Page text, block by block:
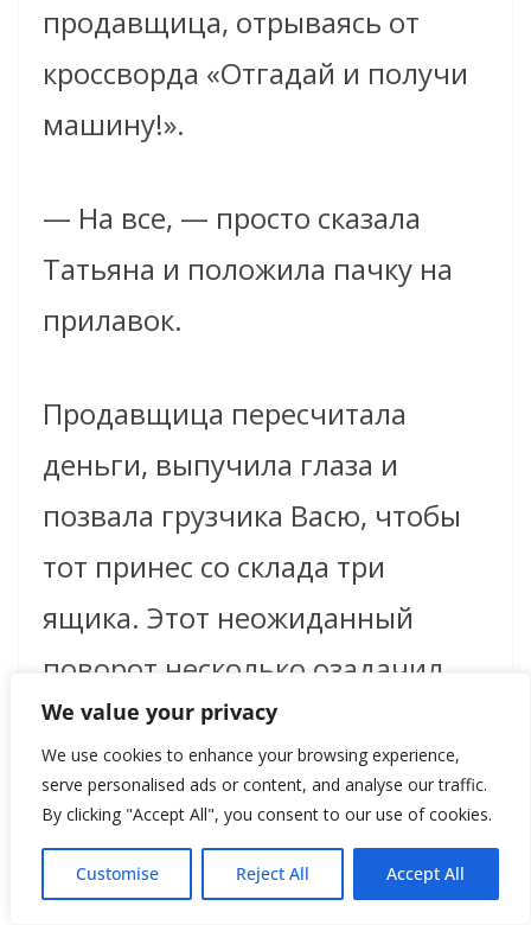
We value your privacy
We use cookies to enhance your browsing experience,
serve personalised ads or content, and analyse our traffic.
By clicking "Accept All", you consent to our use of cookies.
Customise Reject All Accept All
продавщица, отрываясь от
кроссворда «Отгадай и получи
машину!».
— На все, — просто сказала
Татьяна и положила пачку на
прилавок.
Продавщица пересчитала
деньги, выпучила глаза и
позвала грузчика Васю, чтобы
тот принес со склада три
ящика. Этот неожиданный
поворот несколько озадачил
Татьяну — она не думала, что
придется измерять свое горе
ящиками. Вася вынес ящики на
крыльцо, и Татьяна стала